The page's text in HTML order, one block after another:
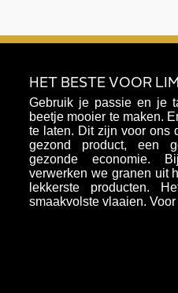
HET BESTE VOOR
Gebruik je passie en je
beetje mooier te maken.
te laten. Dit zijn voor ons
gezond product, een
gezonde economie.
verwerken we granen uit
lekkerste producten.
smaakvolste vlaaien.